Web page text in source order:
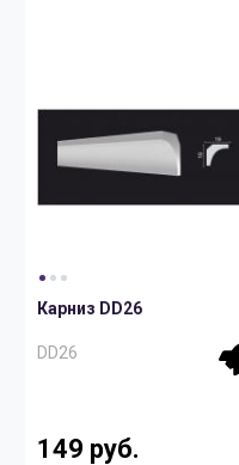
Карниз DD26
DD26
149 руб.